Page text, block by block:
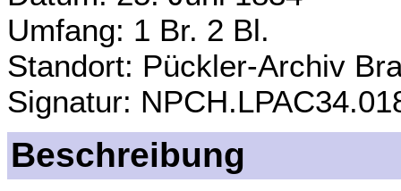
Umfang: 1 Br. 2 Bl.
Standort: Pückler-Archiv
Signatur:
Beschreibung